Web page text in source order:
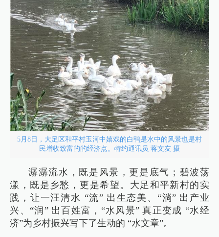
5月8日，大足区和平村玉河中嬉戏的白鸭是水中的风景也是村
民增收致富的的经济点。特约通讯员 蒋文友 摄
潺潺流水，既是风景，更是底气；碧波荡
漾，既是乡愁，更是希望。大足和平新村的实
践，让一汪清水 “流” 出生态美、“淌” 出产业
兴、“润” 出百姓富，“水风景” 真正变成 “水经
济”为乡村振兴写下了生动的 “水文章”。